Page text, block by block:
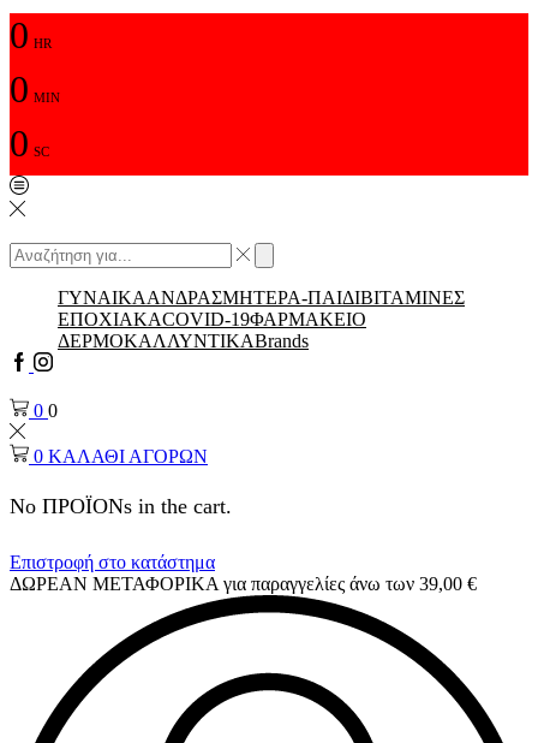
0 HR
0 MIN
0 SC
Αναζήτηση
input
Αναζήτηση
ΓΥΝΑΙΚΑΑΝΔΡΑΣΜΗΤΕΡΑ-ΠΑΙΔΙΒΙΤΑΜΙΝΕΣ
ΕΠΟΧΙΑΚΑCOVID-19ΦΑΡΜΑΚΕΙΟ
ΔΕΡΜΟΚΑΛΛΥΝΤΙΚΑBrands
Facebook
Instagram
0 0
0 ΚΑΛΑΘΙ ΑΓΟΡΩΝ
No ΠΡΟΪΟΝs in the cart.
Επιστροφή στο κατάστημα
ΔΩΡΕΑΝ ΜΕΤΑΦΟΡΙΚΑ για παραγγελίες άνω των 39,00 €